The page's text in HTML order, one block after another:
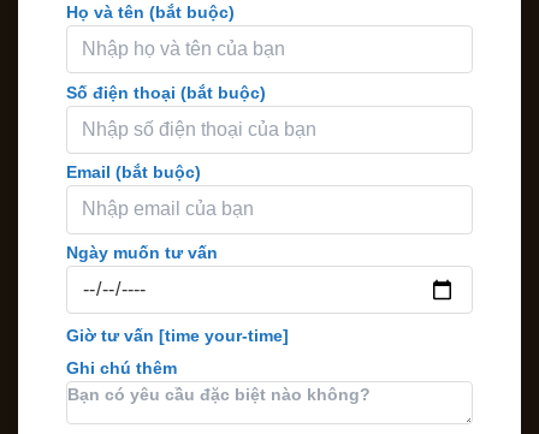
Họ và tên (bắt buộc)
Số điện thoại (bắt buộc)
Email (bắt buộc)
Ngày muốn tư vấn
Giờ tư vấn [time your-time]
Ghi chú thêm